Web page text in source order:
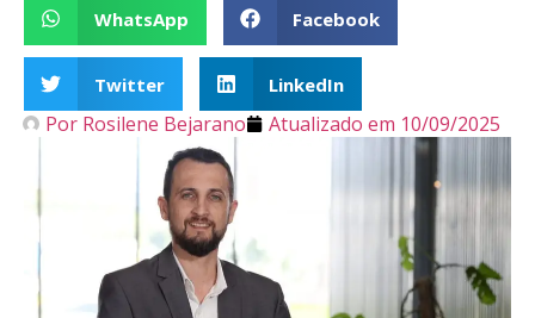
WhatsApp Facebook
Twitter LinkedIn
Por Rosilene Bejarano Atualizado em 10/09/2025